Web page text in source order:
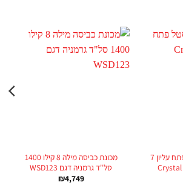
מכונת כביסה קריסטל פתח עליון 7
מכונת כביסה מילה 8 קילו 1400
סל"ד גרמניה דגם WSD123
₪4,749